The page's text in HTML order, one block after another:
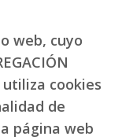
web, cuyo
utiliza cookies
de
página web